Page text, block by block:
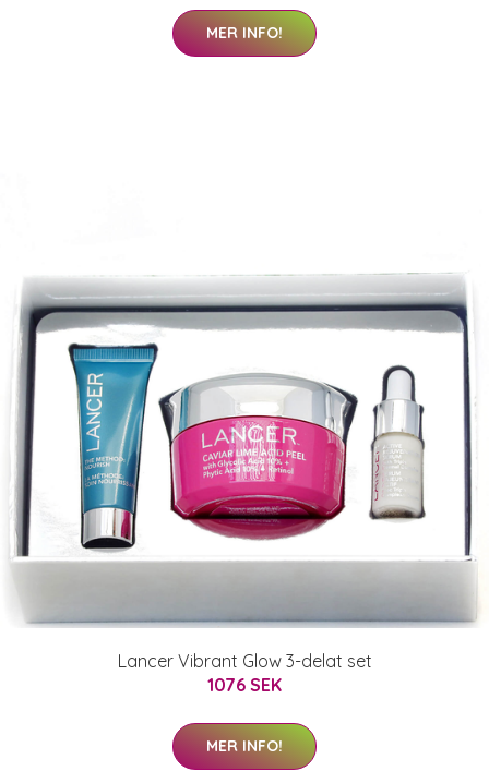
MER INFO!
Lancer Vibrant Glow 3-delat set
1076 SEK
MER INFO!